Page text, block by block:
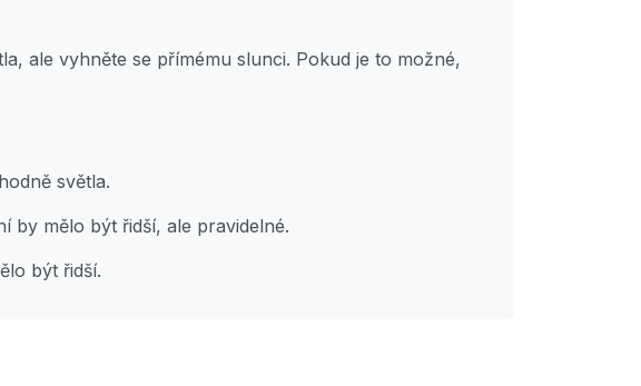
ale vyhněte se přímému slunci. Pokud je to možné,
světla.
by mělo být řidší, ale pravidelné.
být řidší.